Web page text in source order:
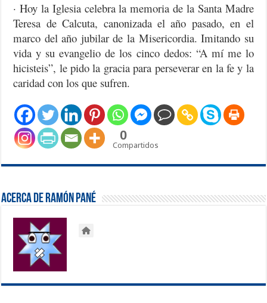
· Hoy la Iglesia celebra la memoria de la Santa Madre
Teresa de Calcuta, canonizada el año pasado, en el
marco del año jubilar de la Misericordia. Imitando su
vida y su evangelio de los cinco dedos: “A mí me lo
hicisteis”, le pido la gracia para perseverar en la fe y la
caridad con los que sufren.
0
Compartidos
Acerca de Ramón Pané